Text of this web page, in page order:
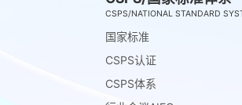
CSPS/NATIONAL STANDARD
国家标准
CSPS认证
CSPS体系